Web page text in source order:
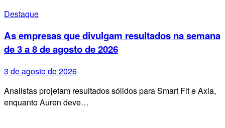
Destaque
As empresas que divulgam resultados na semana
de 3 a 8 de agosto de 2026
3 de agosto de 2026
Analistas projetam resultados sólidos para Smart Fit e Axia,
enquanto Auren deve…